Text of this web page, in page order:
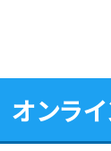
オンラ